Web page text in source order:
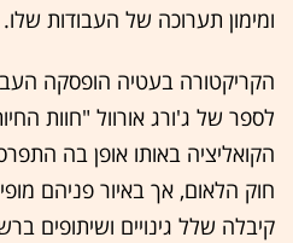
ומימון תערוכה של העבודות שלו.
הקריקטורה בעטיה הופסקה
לספר של ג'ורג אורוול "חוות
הקואליציה באותו אופן בה
חוק הלאום, אך באיור פניהם
קיבלה שלל גינויים ושיתופים